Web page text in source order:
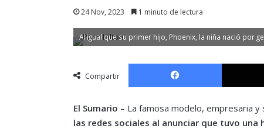
24 Nov, 2023 1 minuto de lectura
Al igual que su primer hijo, Phoenix, la niña nació por
Compartir
Facebook
El Sumario – La famosa modelo, empresaria
las redes sociales al anunciar que tuvo una